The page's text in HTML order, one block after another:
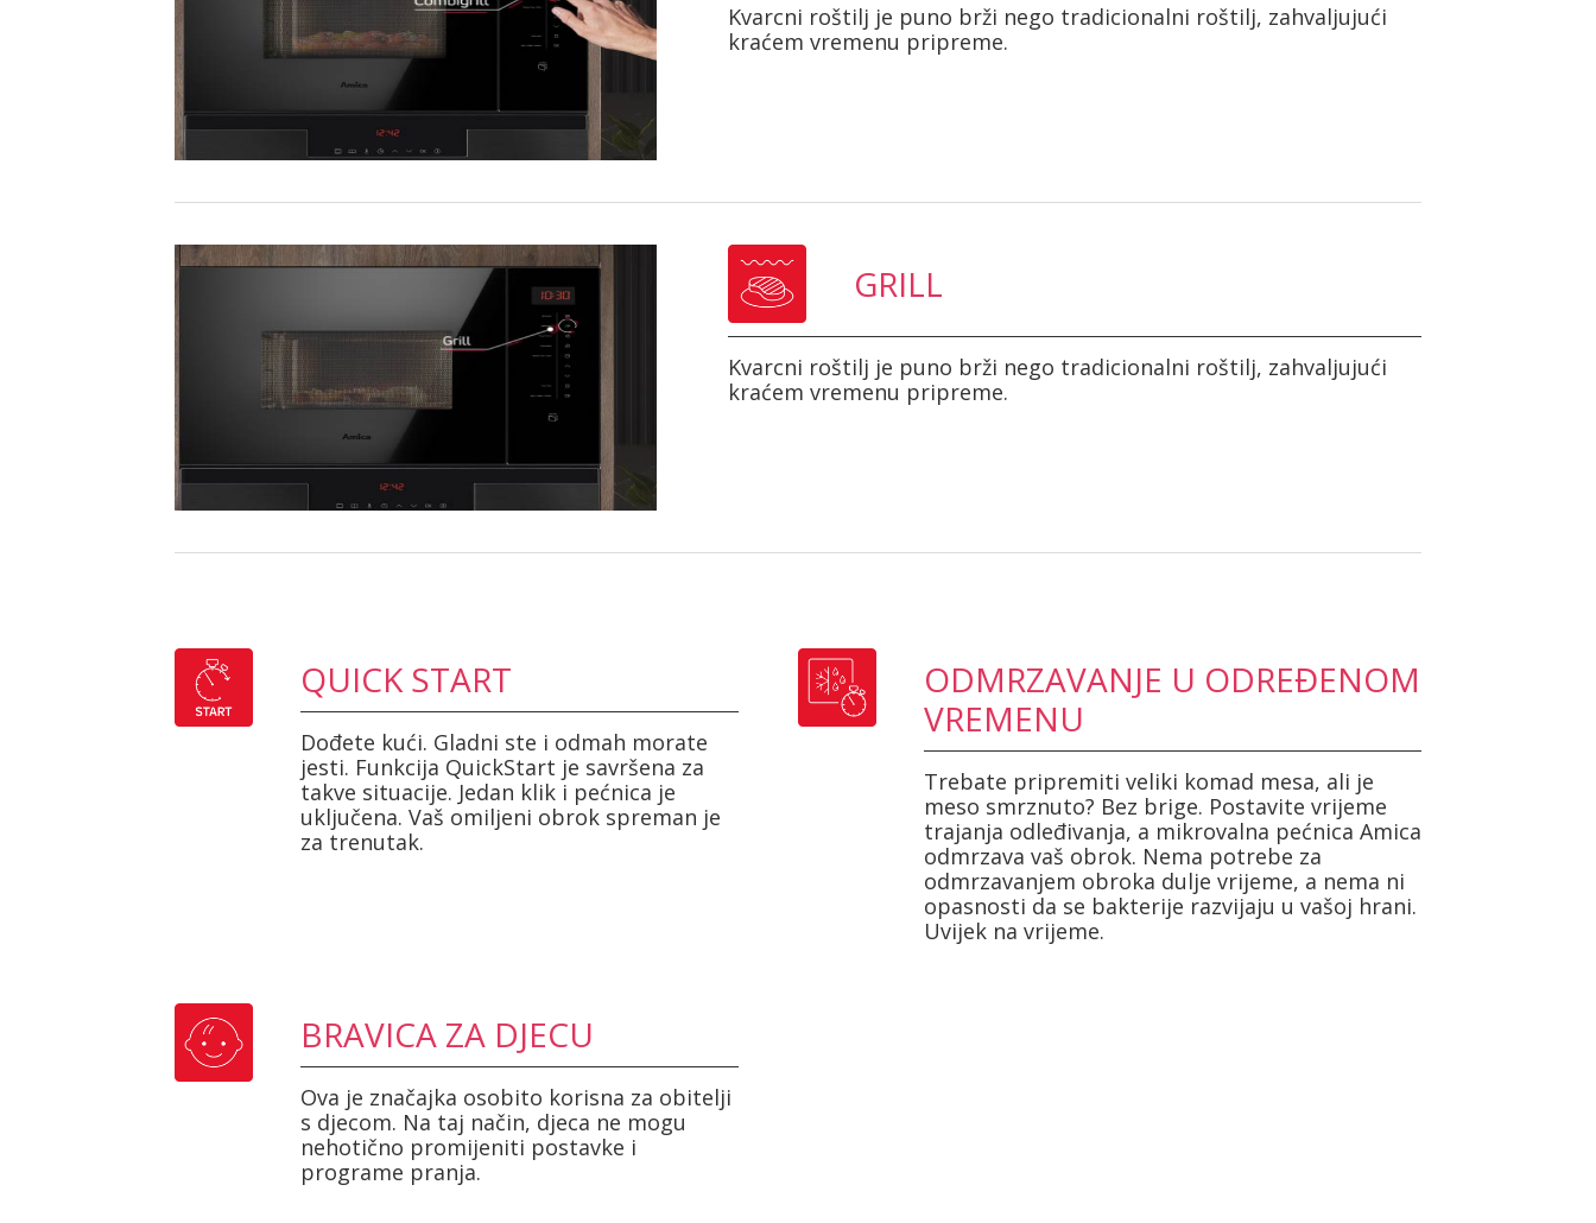
Kvarcni roštilj je puno brži nego tradicionalni roštilj, zahvaljujući
kraćem vremenu pripreme.
GRILL
Kvarcni roštilj je puno brži nego tradicionalni roštilj, zahvaljujući
kraćem vremenu pripreme.
QUICK START
Dođete kući. Gladni ste i odmah morate
jesti. Funkcija QuickStart je savršena za
takve situacije. Jedan klik i pećnica je
uključena. Vaš omiljeni obrok spreman je
za trenutak.
ODMRZAVANJE U ODREĐENOM
VREMENU
Trebate pripremiti veliki komad mesa, ali je
meso smrznuto? Bez brige. Postavite vrijeme
trajanja odleđivanja, a mikrovalna pećnica Amica
odmrzava vaš obrok. Nema potrebe za
odmrzavanjem obroka dulje vrijeme, a nema ni
opasnosti da se bakterije razvijaju u vašoj hrani.
Uvijek na vrijeme.
BRAVICA ZA DJECU
Ova je značajka osobito korisna za obitelji
s djecom. Na taj način, djeca ne mogu
nehotično promijeniti postavke i
programe pranja.